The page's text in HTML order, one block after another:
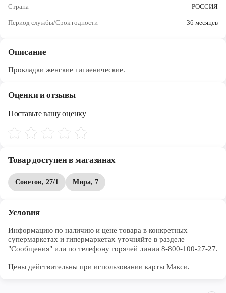
Страна РОССИЯ
Период службы/Срок годности 36 месяцев
Описание
Прокладки женские гигиенические.
Оценки и отзывы
Поставьте вашу оценку
Товар доступен в магазинах
Советов, 27/1 Мира, 7
Условия
Информацию по наличию и цене товара в конкретных
супермаркетах и гипермаркетах уточняйте в разделе
"Сообщения" или по телефону горячей линии 8-800-100-27-27.
Цены действительны при использовании карты Макси.